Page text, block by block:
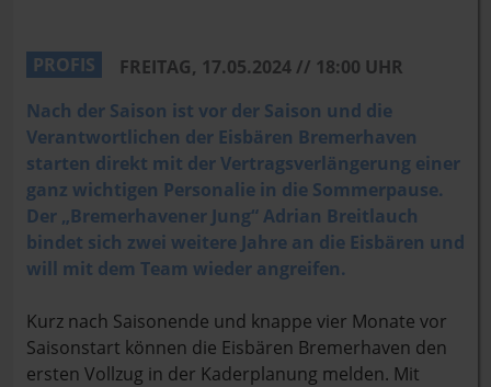
PROFIS
FREITAG, 17.05.2024 // 18:00 UHR
Nach der Saison ist vor der Saison und die
Verantwortlichen der Eisbären Bremerhaven
starten direkt mit der Vertragsverlängerung einer
ganz wichtigen Personalie in die Sommerpause.
Der „Bremerhavener Jung“ Adrian Breitlauch
bindet sich zwei weitere Jahre an die Eisbären und
will mit dem Team wieder angreifen.
Kurz nach Saisonende und knappe vier Monate vor
Saisonstart können die Eisbären Bremerhaven den
ersten Vollzug in der Kaderplanung melden. Mit